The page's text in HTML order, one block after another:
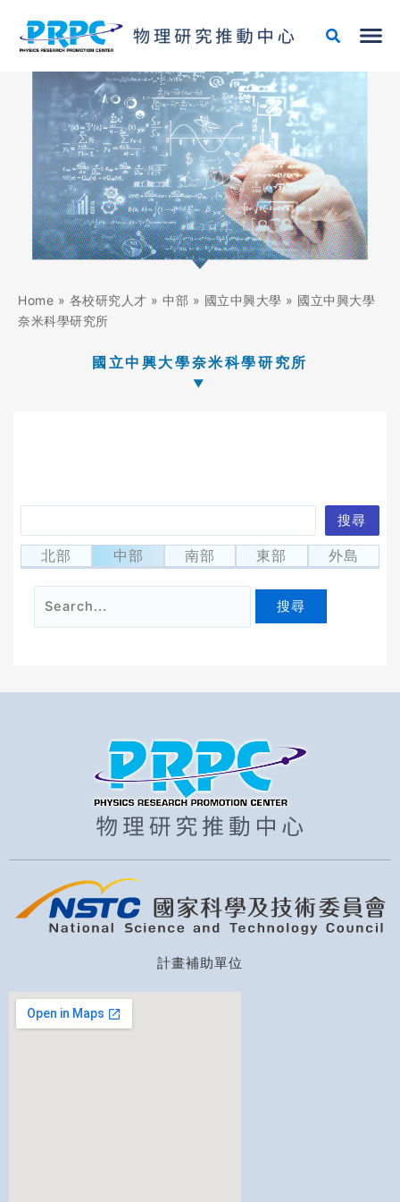
Home » 各校研究人才 » 中部 » 國立中興大學 » 國立中興大學
奈米科學研究所
國立中興大學奈米科學研究所
找不到符合條件的內容。請使用搜尋功能，應會有所
幫助。
尋
關
鍵
尋
搜尋
北部 中部 南部 東部 外島
計畫補助單位